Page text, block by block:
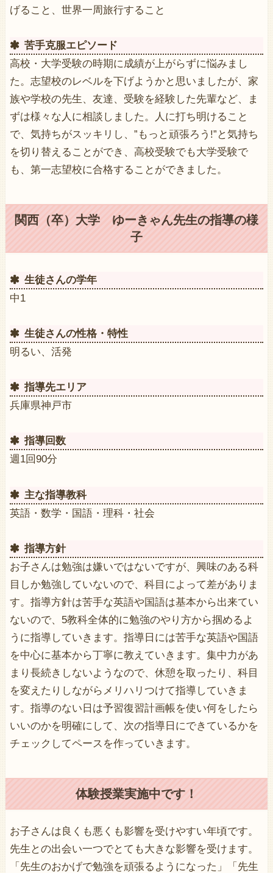
げること、世界一周旅行すること
苦手克服エピソード
高校・大学受験の時期に成績が上がらずに悩みまし
た。志望校のレベルを下げようかと思いましたが、家
族や学校の先生、友達、受験を経験した先輩など、ま
ずは様々な人に相談しました。人に打ち明けること
で、気持ちがスッキリし、”もっと頑張ろう!”と気持ち
を切り替えることができ、高校受験でも大学受験で
も、第一志望校に合格することができました。
関西（卒）大学 ゆーきゃん先生の指導の様
子
生徒さんの学年
中1
生徒さんの性格・特性
明るい、活発
指導先エリア
兵庫県神戸市
指導回数
週1回90分
主な指導教科
英語・数学・国語・理科・社会
指導方針
お子さんは勉強は嫌いではないですが、興味のある科
目しか勉強していないので、科目によって差がありま
す。指導方針は苦手な英語や国語は基本から出来てい
ないので、5教科全体的に勉強のやり方から掴めるよ
うに指導していきます。指導日には苦手な英語や国語
を中心に基本から丁寧に教えていきます。集中力があ
まり長続きしないようなので、休憩を取ったり、科目
を変えたりしながらメリハリつけて指導していきま
す。指導のない日は予習復習計画帳を使い何をしたら
いいのかを明確にして、次の指導日にできているかを
チェックしてペースを作っていきます。
体験授業実施中です！
お子さんは良くも悪くも影響を受けやすい年頃です。
先生との出会い一つでとても大きな影響を受けます。
「先生のおかげで勉強を頑張るようになった」「先生